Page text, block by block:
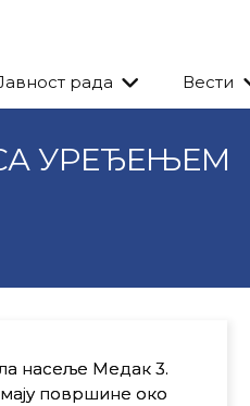
рада Вести
УРЕЂЕЊЕМ
насеље Медак 3.
површине око